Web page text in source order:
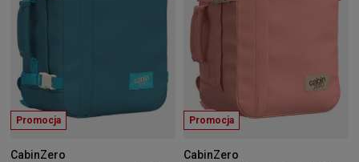
Promocja
CabinZero
Promocja
CabinZero